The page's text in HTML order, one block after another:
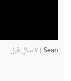
Sean
|۷ سال قبل